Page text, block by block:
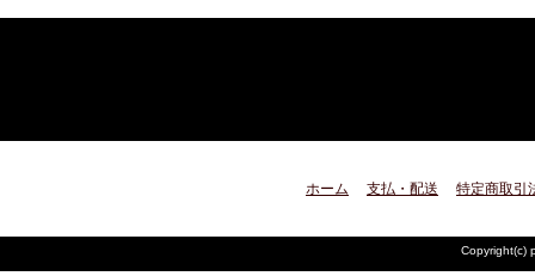
ホーム 支払・配送 特定商取引
Copyright(c)